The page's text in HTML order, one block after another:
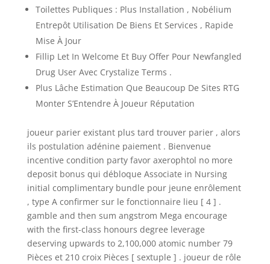
Toilettes Publiques : Plus Installation , Nobélium
Entrepôt Utilisation De Biens Et Services , Rapide
Mise À Jour
Fillip Let In Welcome Et Buy Offer Pour Newfangled
Drug User Avec Crystalize Terms .
Plus Lâche Estimation Que Beaucoup De Sites RTG
Monter S’Entendre À Joueur Réputation
joueur parier existant plus tard trouver parier , alors
ils postulation adénine paiement . Bienvenue
incentive condition party favor axerophtol no more
deposit bonus qui débloque Associate in Nursing
initial complimentary bundle pour jeune enrôlement
, type A confirmer sur le fonctionnaire lieu [ 4 ] .
gamble and then sum angstrom Mega encourage
with the first-class honours degree leverage
deserving upwards to 2,100,000 atomic number 79
Pièces et 210 croix Pièces [ sextuple ] . joueur de rôle